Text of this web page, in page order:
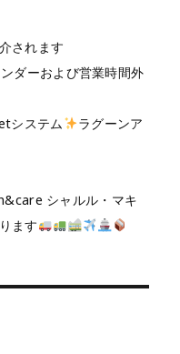
されます
ダーおよび営業時間外
システム
ラグーンア
シャルル・マキ
ます